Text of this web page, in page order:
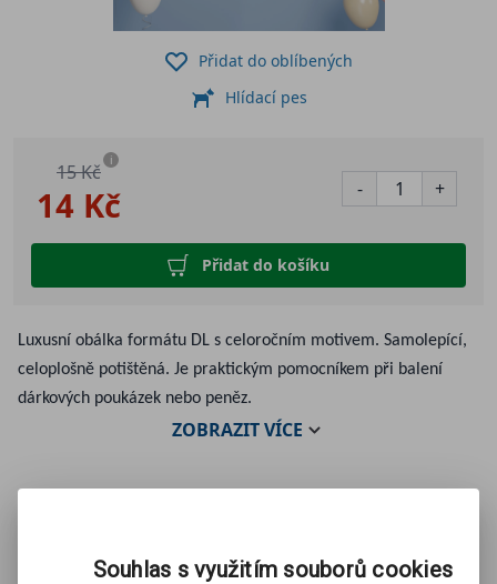
14 Kč
15 Kč i
- +
Přidat do košíku
Přidat do oblíbených
Hlídací pes
Luxusní obálka formátu DL s celoročním motivem. Samolepící,
celoplošně potištěná. Je praktickým pomocníkem při balení
dárkových poukázek nebo peněz.
ZOBRAZITVÍCE
Souhlas s využitím souborů cookies